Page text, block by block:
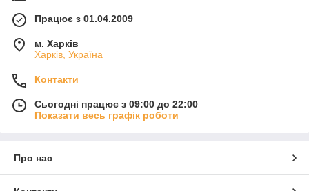
Працює з 01.04.2009
м. Харків
Харків, Україна
Контакти
Сьогодні працює з 09:00 до 22:00
Показати весь графік роботи
Про нас